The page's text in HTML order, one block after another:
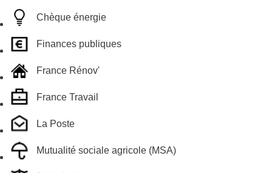
Chèque énergie
Finances publiques
France Rénov'
France Travail
La Poste
Mutualité sociale agricole (MSA)